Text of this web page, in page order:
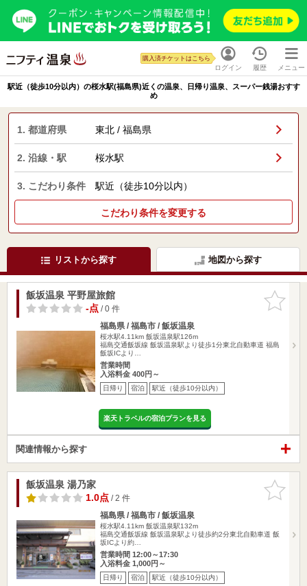
ログイン
購入済チケットはこちら
履歴 メニュー
駅近（徒歩10分以内）の桜水駅(福島県)近くの温泉、日帰り温泉、スーパー銭湯おすす
め
1. 都道府県 東北 / 福島県
2. 沿線・駅 桜水駅
3. こだわり条件 駅近（徒歩10分以内）
こだわり条件を変更する
リストから探す 地図から探す
お気に入
りに追加
飯坂温泉 平野屋旅館
-点/ 0 件
福島県 / 福島市 / 飯坂温泉
桜水駅4.11km 飯坂温泉駅126m
福島交通飯坂線 飯坂温泉駅より徒歩1分東北自動車道 福島
飯坂ICより…
営業時間
入浴料金 400円～
日帰り 宿泊 駅近（徒歩10分以内）
楽天トラベルの宿泊プランを見る
関連情報から探す
お気に入
りに追加
飯坂温泉 湯乃家
1.0点/ 2 件
福島県 / 福島市 / 飯坂温泉
桜水駅4.11km 飯坂温泉駅132m
福島交通飯坂線 飯坂温泉駅より徒歩約2分東北自動車道 飯
坂ICより約…
営業時間 12:00～17:30
入浴料金 1,000円～
日帰り 宿泊 駅近（徒歩10分以内）